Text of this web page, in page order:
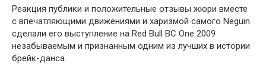
Реакция публики и положительные отзывы жюри вместе
с впечатляющими движениями и харизмой самого Neguin
сделали его выступление на Red Bull BC One 2009
незабываемым и признанным одним из лучших в истории
брейк-данса.